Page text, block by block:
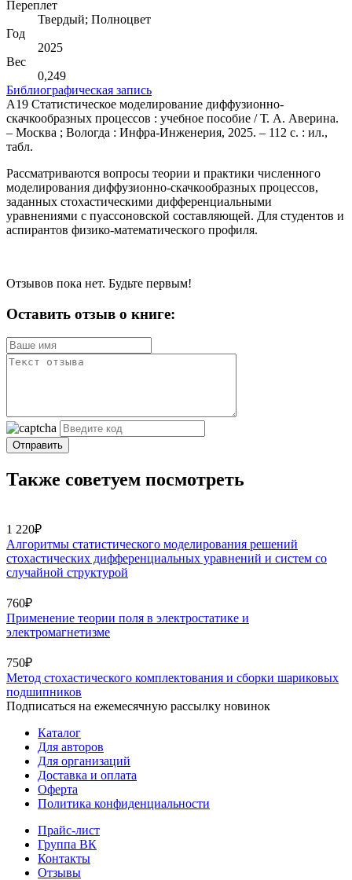
Переплет
Твердый; Полноцвет
Год
2025
Вес
0,249
Библиографическая запись
А19 Статистическое моделирование диффузионно-
скачкообразных процессов : учебное пособие / Т. А. Аверина.
– Москва ; Вологда : Инфра-Инженерия, 2025. – 112 с. : ил.,
табл.
Рассматриваются вопросы теории и практики численного
моделирования диффузионно-скачкообразных процессов,
заданных стохастическими дифференциальными
уравнениями с пуассоновской составляющей. Для студентов и
аспирантов физико-математического профиля.
Отзывов пока нет. Будьте первым!
Оставить отзыв о книге:
Отправить
Также советуем посмотреть
1 220₽
Алгоритмы статистического моделирования решений
стохастических дифференциальных уравнений и систем со
случайной структурой
760₽
Применение теории поля в электростатике и
электромагнетизме
750₽
Метод стохастического комплектования и сборки шариковых
подшипников
Подписаться на ежемесячную рассылку новинок
Каталог
Для авторов
Для организаций
Доставка и оплата
Оферта
Политика конфиденциальности
Прайс-лист
Группа ВК
Контакты
Отзывы